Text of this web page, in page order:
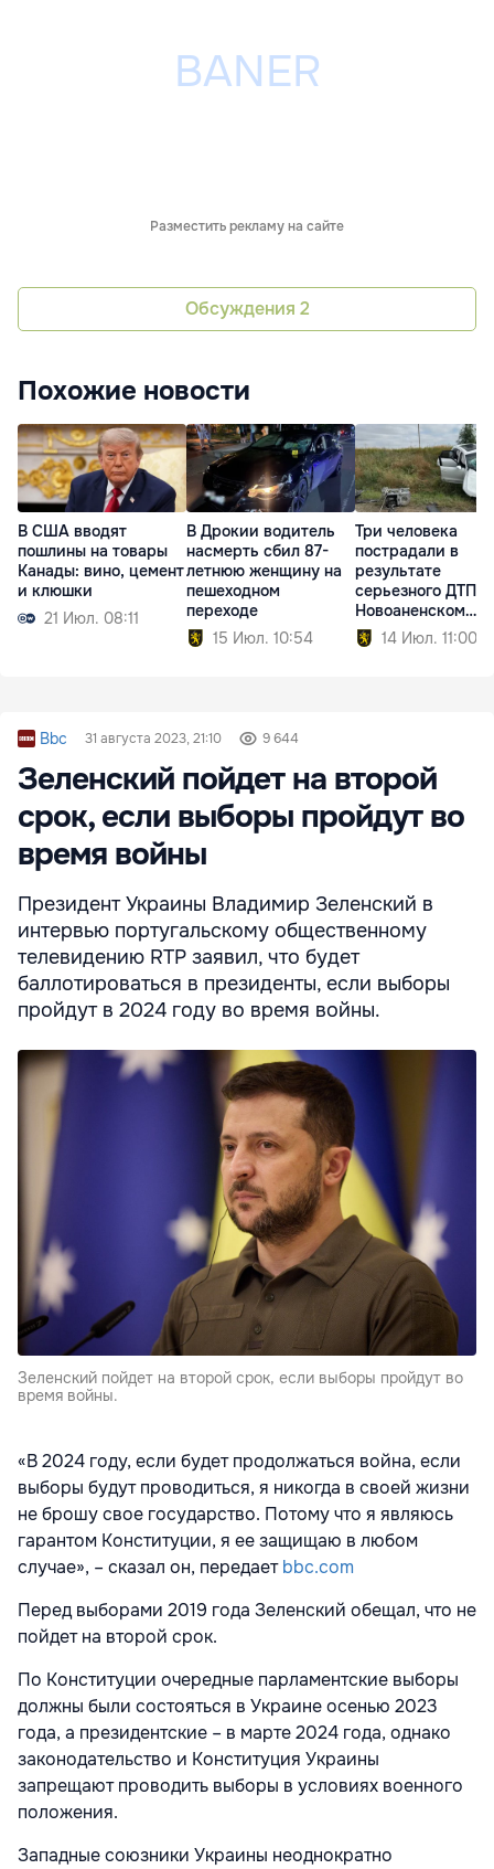
Разместить рекламу на сайте
Обсуждения 2
Похожие новости
В США вводят
пошлины на товары
Канады: вино, цемент
и клюшки
21 Июл. 08:11
В Дрокии водитель
насмерть сбил 87-
летнюю женщину на
пешеходном
переходе
15 Июл. 10:54
Три человека
пострадали в
результате
серьезного ДТП в
Новоаненском
районе14 Июл. 11:00
Bbc 31 августа 2023, 21:10 9 644
Зеленский пойдет на второй
срок, если выборы пройдут во
время войны
Президент Украины Владимир Зеленский в
интервью португальскому общественному
телевидению RTP заявил, что будет
баллотироваться в президенты, если выборы
пройдут в 2024 году во время войны.
Зеленский пойдет на второй срок, если выборы пройдут во
время войны.
«В 2024 году, если будет продолжаться война, если
выборы будут проводиться, я никогда в своей жизни
не брошу свое государство. Потому что я являюсь
гарантом Конституции, я ее защищаю в любом
случае», – сказал он, передаетbbc.com
Перед выборами 2019 года Зеленский обещал, что не
пойдет на второй срок.
По Конституции очередные парламентские выборы
должны были состояться в Украине осенью 2023
года, а президентские – в марте 2024 года, однако
законодательство и Конституция Украины
запрещают проводить выборы в условиях военного
положения.
Западные союзники Украины неоднократно